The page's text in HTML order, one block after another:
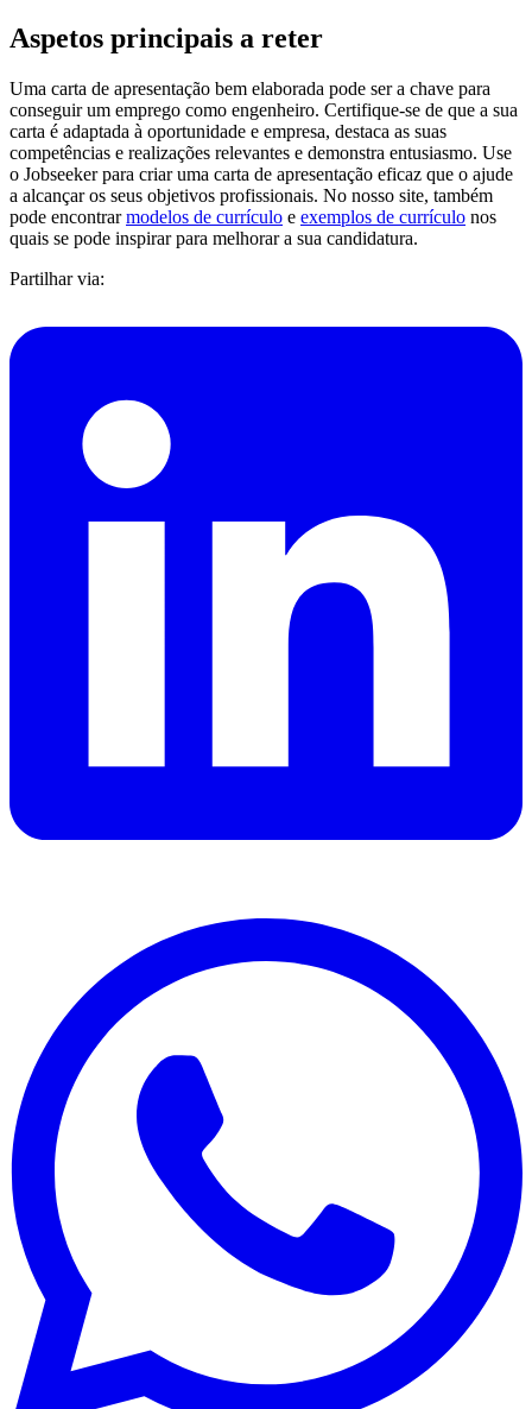
Aspetos principais a reter
Uma carta de apresentação bem elaborada pode ser a chave para
conseguir um emprego como engenheiro. Certifique-se de que a sua
carta é adaptada à oportunidade e empresa, destaca as suas
competências e realizações relevantes e demonstra entusiasmo. Use
o Jobseeker para criar uma carta de apresentação eficaz que o ajude
a alcançar os seus objetivos profissionais. No nosso site, também
pode encontrarmodelos de currículo e exemplos de currículo nos
quais se pode inspirar para melhorar a sua candidatura.
Partilhar via: